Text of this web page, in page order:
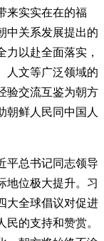
来实实在在的福
中关系发展提出的
以赴全面落实，
人文等广泛领域的
验交流互鉴为朝方
朝鲜人民同中国人
平总书记同志领导
地位极大提升。习
大全球倡议对促进
的支持和赞赏。